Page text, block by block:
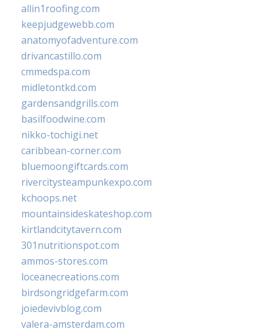
allin1roofing.com
keepjudgewebb.com
anatomyofadventure.com
drivancastillo.com
cmmedspa.com
midletontkd.com
gardensandgrills.com
basilfoodwine.com
nikko-tochigi.net
caribbean-corner.com
bluemoongiftcards.com
rivercitysteampunkexpo.com
kchoops.net
mountainsideskateshop.com
kirtlandcitytavern.com
301nutritionspot.com
ammos-stores.com
loceanecreations.com
birdsongridgefarm.com
joiedevivblog.com
valera-amsterdam.com